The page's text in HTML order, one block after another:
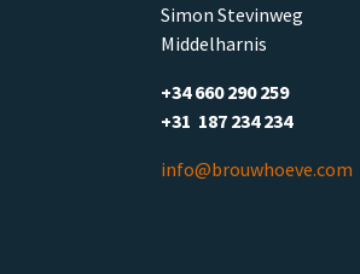
Simon Stevinweg
Middelharnis
+34 660 290 259
+31 187 234 234
info@brouwhoeve.com